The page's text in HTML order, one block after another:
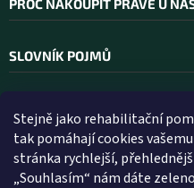
Stejně jako rehabilitační
tak pomáhají cookies
stránka rychlejší,
„Souhlasím“ nám dáte
PROČ NAKOUPIT PRÁVĚ U
SLOVNÍK POJMŮ
Kontakt
INFO@WELLEA.CZ